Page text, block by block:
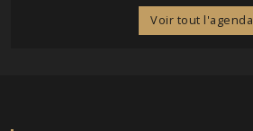
Voir tout l'agenda